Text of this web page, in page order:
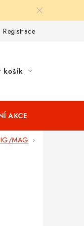
velikostí oblečení
Registrace
košík
AKCE
MAG